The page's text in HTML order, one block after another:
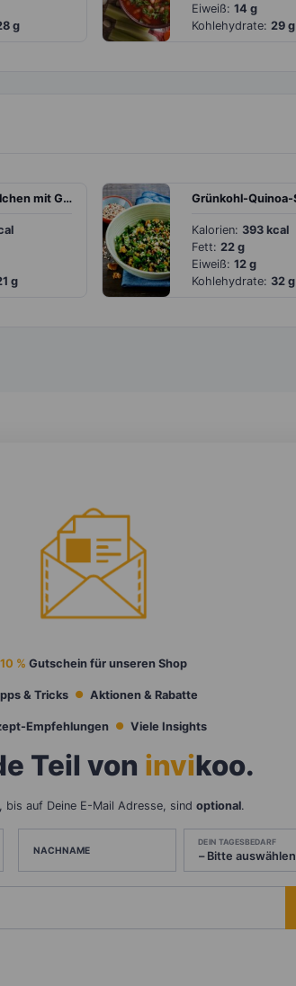
g
Eiweiß: 14 g
Kohlehydrate: 29 g
Hackfleischbällchen mit Gemüse und Mozzarella
g
Kalorien: 393 kcal
Fett: 22 g
Eiweiß: 12 g
Kohlehydrate: 32 g
10 % Gutschein für unseren Shop
& Tricks Aktionen & Rabatte
Empfehlungen Viele Insights
Teil von invikoo.
bis auf Deine E-Mail Adresse, sind optional.
NACHNAME
DEIN TAGESBEDARF